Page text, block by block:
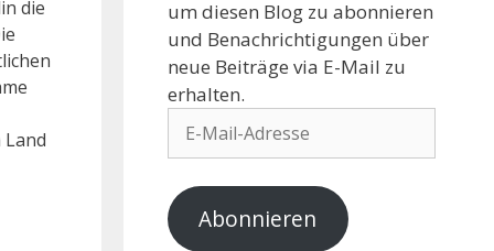
die
um diesen Blog zu abonnieren
und Benachrichtigungen über
neue Beiträge via E-Mail zu
erhalten.
Abonnieren